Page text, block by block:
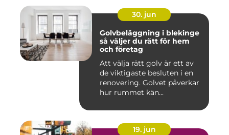
30. jun
Golvbeläggning i blekinge
så väljer du rätt för hem
och företag
Att välja rätt golv är ett av
de viktigaste besluten i en
renovering. Golvet påverkar
hur rummet kän...
19. jun